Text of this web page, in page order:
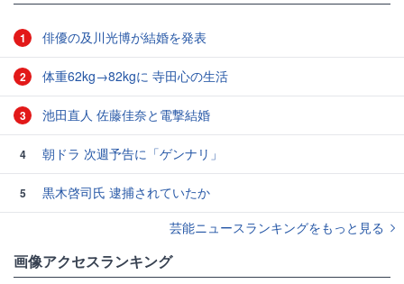
1 俳優の及川光博が結婚を発表
2 体重62kg→82kgに 寺田心の生活
3 池田直人 佐藤佳奈と電撃結婚
4 朝ドラ 次週予告に「ゲンナリ」
5
黒木啓司氏 逮捕されていたか
芸能ニュースランキングをもっと見る
画像アクセスランキング